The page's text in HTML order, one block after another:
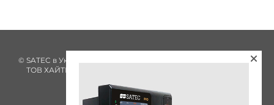
© SATEC в Україні з 2002 року
ТОВ ХАЙТЕК ЕНЕРГІЯ